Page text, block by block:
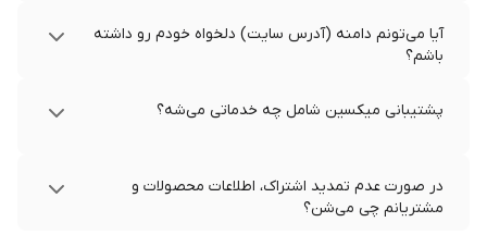
آیا می‌تونم دامنه (آدرس سایت) دلخواه خودم رو داشته
باشم؟
پشتیبانی میکسین شامل چه خدماتی می‌شه؟
در صورت عدم تمدید اشتراک، اطلاعات محصولات و
مشتریانم چی می‌شن؟